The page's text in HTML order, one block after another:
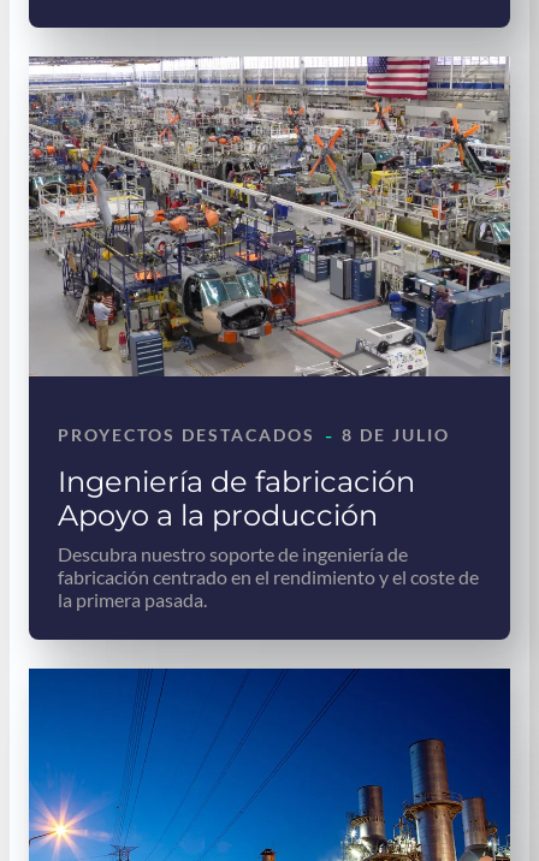
Ingeniería de fabricación
Apoyo a la producción
PROYECTOS DESTACADOS - 8 DE JULIO
Descubra nuestro soporte de ingeniería de
fabricación centrado en el rendimiento y el coste de
la primera pasada.